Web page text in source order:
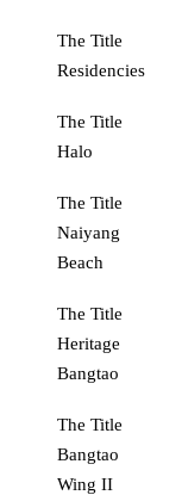
The Title
Residencies
The Title
Halo
The Title
Naiyang
Beach
The Title
Heritage
Bangtao
The Title
Bangtao
Wing II